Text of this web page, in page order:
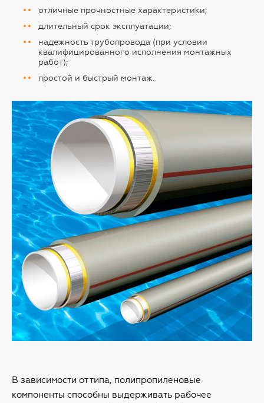
отличные прочностные характеристики;
длительный срок эксплуатации;
надежность трубопровода (при условии
квалифицированного исполнения монтажных
работ);
простой и быстрый монтаж.
В зависимости от типа, полипропиленовые
компоненты способны выдерживать рабочее